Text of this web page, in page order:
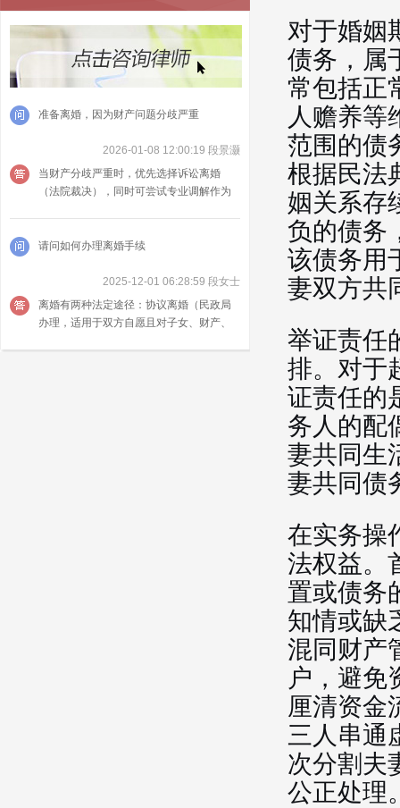
准备离婚，因为财产问题分歧严重
2026-01-08 12:00:19 段景灏
当财产分歧严重时，优先选择诉讼离婚
（法院裁决），同时可尝试专业调解作为
张分割。
请问如何办理离婚手续
2025-12-01 06:28:59 段女士
离婚有两种法定途径：协议离婚（民政局
办理，适用于双方自愿且对子女、财产、
对于婚姻
债务，属
常包括正
人赡养等
范围的债
根据民法
姻关系存
负的债务
该债务用
妻双方共
举证责任
排。对于
证责任的
务人的配
妻共同生
妻共同债
在实务操
法权益。
置或债务
知情或缺
混同财产
户，避免
厘清资金
三人串通
次分割夫
公正处理